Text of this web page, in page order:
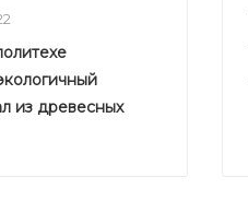
из древесных